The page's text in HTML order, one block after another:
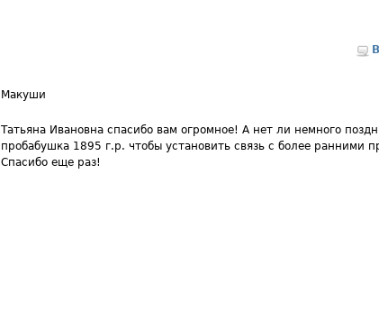
Макуши
Татьяна Ивановна спасибо вам огромное! А нет ли немного
пробабушка 1895 г.р. чтобы установить связь с более ранними
Спасибо еще раз!